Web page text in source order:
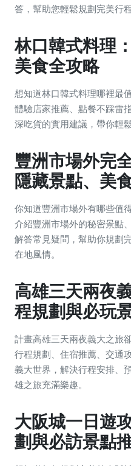
答，幫助您輕鬆規劃完美行程
林口韓式料理
美食全攻略
想知道林口韓式料理哪裡最
體驗店家推薦、點餐不踩雷
深吃貨的實用建議，帶你輕
豐洲市場外完
隱藏景點、美
你知道豐洲市場外有哪些值
介紹豐洲市場外的秘密景點
解答常見疑問，幫助你規劃
在地風情。
高雄三天兩夜
程規劃與必玩
計畫高雄三天兩夜義大之旅
行程規劃、住宿推薦、交通
義大世界，解決行程安排、
雄之旅充滿樂趣。
大阪城一日遊
劃與必訪景點